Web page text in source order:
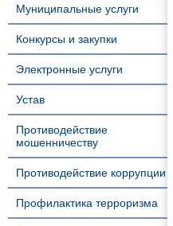
Муниципальные услуги
Конкурсы и закупки
Электронные услуги
Устав
Противодействие
мошенничеству
Противодействие коррупции
Профилактика терроризма